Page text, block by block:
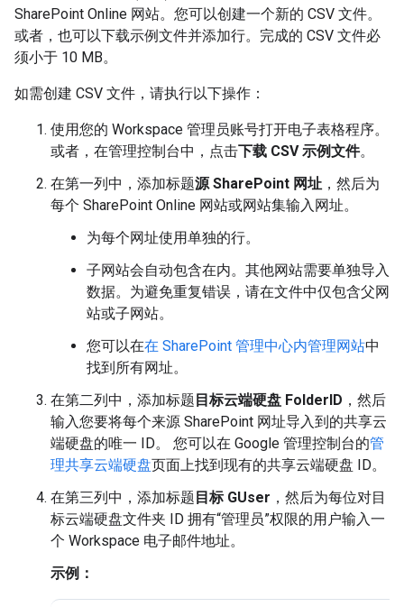
SharePoint Online 网站。您可以创建一个新的 CSV 文件。
或者，也可以下载示例文件并添加行。完成的 CSV 文件必
须小于 10 MB。
如需创建 CSV 文件，请执行以下操作：
使用您的 Workspace 管理员账号打开电子表格程序。
或者，在管理控制台中，点击下载 CSV 示例文件。
在第一列中，添加标题源 SharePoint 网址 ，然后为
每个 SharePoint Online 网站或网站集输入网址。
为每个网址使用单独的行。
子网站会自动包含在内。其他网站需要单独导入
数据。为避免重复错误，请在文件中仅包含父网
站或子网站。
您可以在在 SharePoint 管理中心内管理网站中
找到所有网址。
在第二列中，添加标题目标云端硬盘 FolderID ，然后
输入您要将每个来源 SharePoint 网址导入到的共享云
端硬盘的唯一 ID。 您可以在 Google 管理控制台的管
理共享云端硬盘页面上找到现有的共享云端硬盘 ID。
在第三列中，添加标题目标 GUser ，然后为每位对目
标云端硬盘文件夹 ID 拥有“管理员”权限的用户输入一
个 Workspace 电子邮件地址。
示例：